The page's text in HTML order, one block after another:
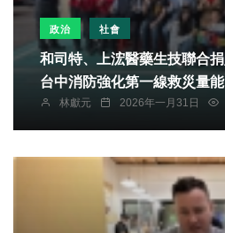
政治 社會
和司特、上浤醫藥生技聯合捐
台中消防強化第一線救災量能
林獻元 2026年一月31日